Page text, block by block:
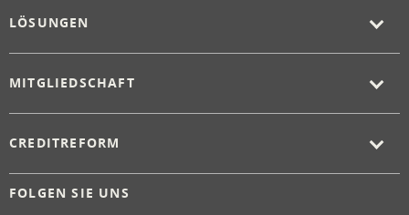
LÖSUNGEN
MITGLIEDSCHAFT
CREDITREFORM
FOLGEN SIE UNS